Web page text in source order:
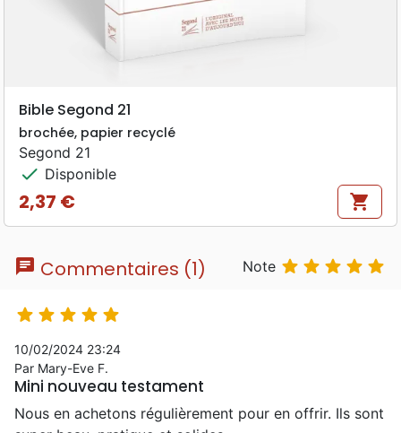
Bible Segond 21
brochée, papier recyclé
Segond 21
check Disponible
Prix
2,37 € shopping_cart
chat Commentaires (1) Note     
    
10/02/2024 23:24
Par Mary-Eve F.
Mini nouveau testament
Nous en achetons régulièrement pour en offrir. Ils sont